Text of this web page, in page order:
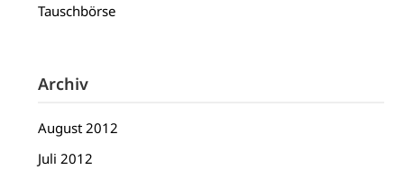
Tauschbörse
Archiv
August 2012
Juli 2012